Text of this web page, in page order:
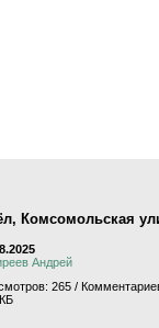
Комсомольская
Aндpeй
265 /